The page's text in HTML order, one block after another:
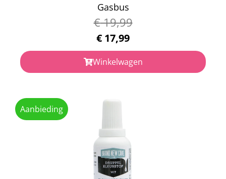
Gasbus
€19,99
€ 17,99
Winkelwagen
Aanbieding